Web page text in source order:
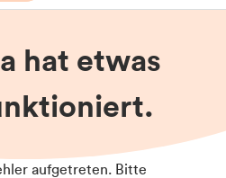
hat etwas
aufgetreten. Bitte